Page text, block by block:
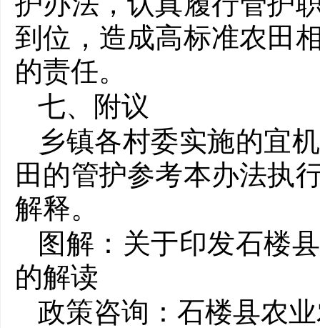
到位，造成高标准农田
的责任。
七、附议
乡镇各村委实施的宜
田的管护参考本办法执
解释。
图解：关于印发石楼
的解读
政策咨询：石楼县农